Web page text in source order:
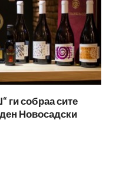
собраа сите
Новосадски